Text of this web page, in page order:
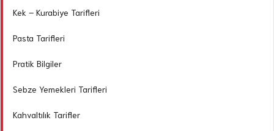
Kek – Kurabiye Tarifleri
Pasta Tarifleri
Pratik Bilgiler
Sebze Yemekleri Tarifleri
Kahvaltılık Tarifler